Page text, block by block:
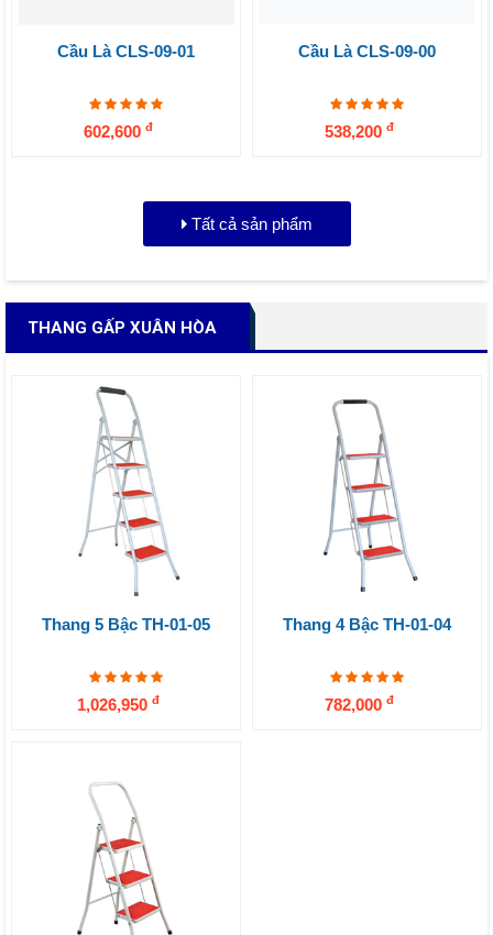
Cầu Là CLS-09-01
602,600 đ
Cầu Là CLS-09-00
538,200 đ
Tất cả sản phẩm
THANG GẤP XUÂN HÒA
Thang 5 Bậc TH-01-05
1,026,950 đ
Thang 4 Bậc TH-01-04
782,000 đ